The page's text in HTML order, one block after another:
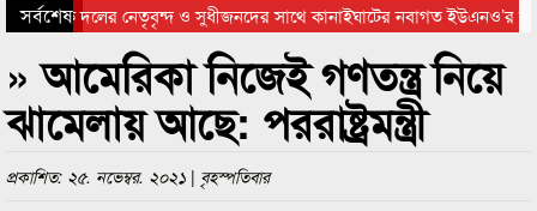
সর্বশেষদলের নেতৃবৃন্দ ও সুধীজনদের সাথে কানাইঘাটের নবাগত ইউএনও’র
বাংলাদেশ গ্রুপ থিয়েটার ফেডারেশানের বিভাগীয় অভিনয় কর্মশালা সম্পন্ন
» আমেরিকা নিজেই গণতন্ত্র নিয়ে
ঝামেলায় আছে: পররাষ্ট্রমন্ত্রী
প্রকাশিত: ২৫. নভেম্বর. ২০২১ | বৃহস্পতিবার